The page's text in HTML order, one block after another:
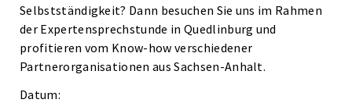
Selbstständigkeit? Dann besuchen Sie uns im Rahmen
der Expertensprechstunde in Quedlinburg und
profitieren vom Know-how verschiedener
Partnerorganisationen aus Sachsen-Anhalt.
Datum: